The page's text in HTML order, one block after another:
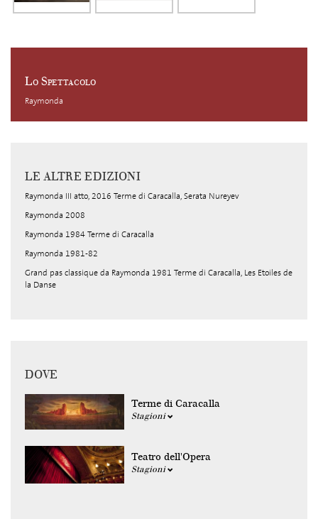
Lo Spettacolo
Raymonda
LE ALTRE EDIZIONI
Raymonda III atto, 2016 Terme di Caracalla, Serata Nureyev
Raymonda 2008
Raymonda 1984 Terme di Caracalla
Raymonda 1981-82
Grand pas classique da Raymonda 1981 Terme di Caracalla, Les Etoiles de
la Danse
DOVE
Terme di Caracalla
Stagioni
Teatro dell'Opera
Stagioni